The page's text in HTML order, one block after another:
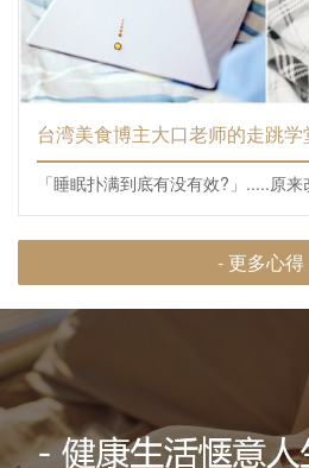
台湾美食博主大口老师的走跳学
「睡眠扑满到底有没有效?」.....原
- 更多心得